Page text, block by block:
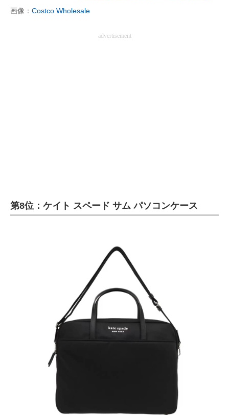
画像： Costco Wholesale
advertisement
第8位：ケイト スペード サム パソコンケース